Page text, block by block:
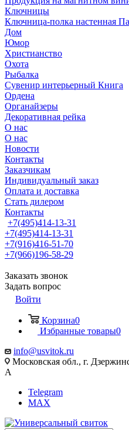
Ключницы
Ключница-полка настенная
Дом
Юмор
Христианство
Охота
Рыбалка
Сувенир интерьерный Книга
Ордена
Органайзеры
Декоративная рейка
О нас
О нас
Новости
Контакты
Заказчикам
Индивидуальный заказ
Оплата и доставка
Стать дилером
Контакты
+7(495)414-13-31
+7(495)414-13-31
+7(916)416-51-70
+7(966)196-58-29
Заказать звонок
Задать вопрос
Войти
Корзина0
Избранные товары0
info@usvitok.ru
Московская обл., г.
А
Telegram
MAX